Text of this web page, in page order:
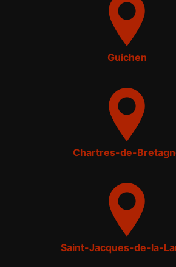
Guichen
Chartres-de-
Saint-Jacques-de-la-